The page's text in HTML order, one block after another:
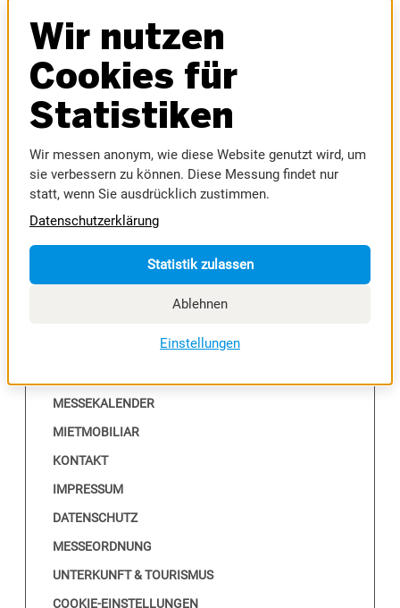
MESSEN
AUTOMESSE
MESSEFRÜHLING
HAUS & BAU
MODELLBAUMESSE
MUSIC AUSTRIA
SPORTMESSE
RIEDER MESSE
RIEDER VOLKSFEST
MESSEKALENDER
MIETMOBILIAR
KONTAKT
IMPRESSUM
DATENSCHUTZ
MESSEORDNUNG
UNTERKUNFT & TOURISMUS
COOKIE-EINSTELLUNGEN
Wir nutzen
Cookies für
Statistiken
Wir messen anonym, wie diese Website genutzt wird, um
sie verbessern zu können. Diese Messung findet nur
statt, wenn Sie ausdrücklich zustimmen.
Datenschutzerklärung
Statistik zulassen
Ablehnen
Einstellungen